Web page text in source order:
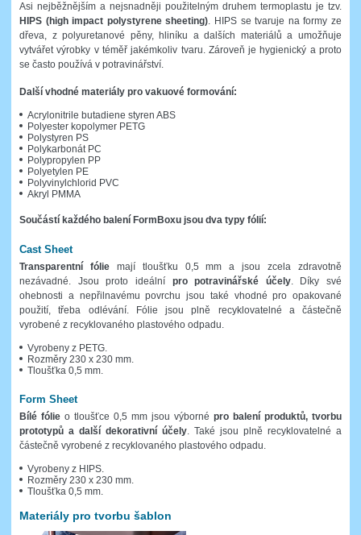
Asi nejběžnějším a nejsnadněji použitelným druhem termoplastu je tzv.
HIPS (high impact polystyrene sheeting). HIPS se tvaruje na formy ze
dřeva, z polyuretanové pěny, hliníku a dalších materiálů a umožňuje
vytvářet výrobky v téměř jakémkoliv tvaru. Zároveň je hygienický a proto
se často používá v potravinářství.
Další vhodné materiály pro vakuové formování:
Acrylonitrile butadiene styren ABS
Polyester kopolymer PETG
Polystyren PS
Polykarbonát PC
Polypropylen PP
Polyetylen PE
Polyvinylchlorid PVC
Akryl PMMA
Součástí každého balení FormBoxu jsou dva typy fólií:
Cast Sheet
Transparentní fóliemají tloušťku 0,5 mm a jsou zcela zdravotně
nezávadné. Jsou proto ideální pro potravinářské účely. Díky své
ohebnosti a nepřilnavému povrchu jsou také vhodné pro opakované
použití, třeba odlévání. Fólie jsou plně recyklovatelné a částečně
vyrobené z recyklovaného plastového odpadu.
Vyrobeny z PETG.
Rozměry 230 x 230 mm.
Tloušťka 0,5 mm.
Form Sheet
Bílé fólie o tloušťce 0,5 mm jsou výborné pro balení produktů, tvorbu
prototypů a další dekorativní účely. Také jsou plně recyklovatelné a
částečně vyrobené z recyklovaného plastového odpadu.
Vyrobeny z HIPS.
Rozměry 230 x 230 mm.
Tloušťka 0,5 mm.
Materiály pro tvorbu šablon